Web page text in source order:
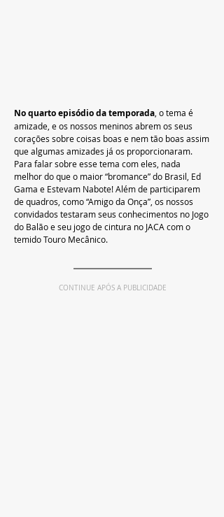
No quarto episódio da temporada , o tema é
amizade, e os nossos meninos abrem os seus
corações sobre coisas boas e nem tão boas assim
que algumas amizades já os proporcionaram.
Para falar sobre esse tema com eles, nada
melhor do que o maior “bromance” do Brasil, Ed
Gama e Estevam Nabote! Além de participarem
de quadros, como “Amigo da Onça”, os nossos
convidados testaram seus conhecimentos no Jogo
do Balão e seu jogo de cintura no JACA com o
temido Touro Mecânico.
CONTINUE APÓS A PUBLICIDADE